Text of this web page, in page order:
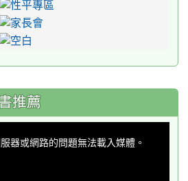
推薦
器或網路的問題無法載入媒體。